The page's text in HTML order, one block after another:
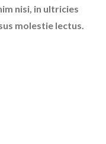
nisi, in ultricies
molestie lectus.